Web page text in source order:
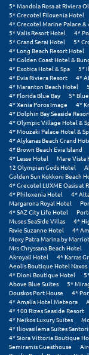
Κύπρος
Κως
Λ
Λαγκάδια
Λακόπετρα Αχαΐας
Λακωνία
Λασίθι
Λεπτοκαρυά
Λέσβος
Λευκάδα
Λήμνος
Λίμνη Πλαστήρα
Λιτόχωρο
Λουτρά Πόζαρ
Λουτρά Υπάτης
5* Mandola Rosa at Riviera
5* Grecotel Filoxenia Hotel
4* Grecotel Marine Palace &
5* Valis Resort Hotel
4*
5* Grand Serai Hotel
5*
4* Long Beach Resort Hotel
4* Golden Coast Hotel &
4* Exotica Hotel & Spa
5*
4* Evia Riviera Resort
4*
4* Maranton Beach Hotel
4* Florida Blue Bay
5*
4* Xenia Poros Image
4*
4* Dolphin Bay Seaside
4* Olympic Village Hotel &
4* Mouzaki Palace Hotel &
4* Alykanas Beach Grand
4* Brown Beach Evia Island
4* Lesse Hotel
Mare Vista
12 Olympian Gods Hotel
Golden Sun Kokkoni Beach
4* Grecotel LUXME Oasis at
4* Philoxenia Hotel
4*
Margarona Royal Hotel
4* SAZ City Life Hotel
Muses SeaSide Villas
4*
Favie Suzanne Hotel
4*
Moxy Patra Marina by
Mrs Chryssana Beach Hotel
Akroyali Hotel
4* Karras
Aeolis Boutique Hotel Naxos
4* Dioni Boutique Hotel
Above Blue Suites
5*
Douskos Port House
4*
4* Amalia Hotel Meteora
4* 100 Rizes Seaside Resort
4* Neikos Luxury Suites
4* Iliovasilema Suites
4* Siora Vittoria Boutique
Semiramis Guesthouse